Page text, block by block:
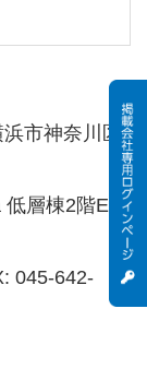
市神奈川区
棟2階E号
642-